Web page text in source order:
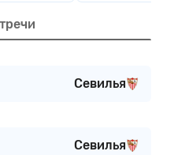
Севилья
Севилья